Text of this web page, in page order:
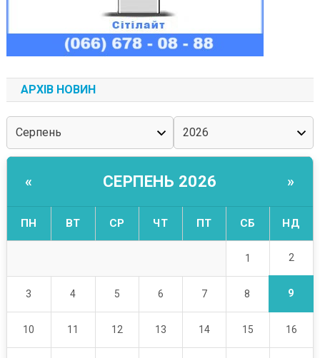
АРХІВ НОВИН
« СЕРПЕНЬ 2026 »
ПН ВТ СР ЧТ ПТ СБ НД
1 2
3 4 5 6 7 8 9
10 11 12 13 14 15 16